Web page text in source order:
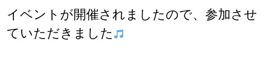
イベントが開催されましたので、参加させ
ていただきました